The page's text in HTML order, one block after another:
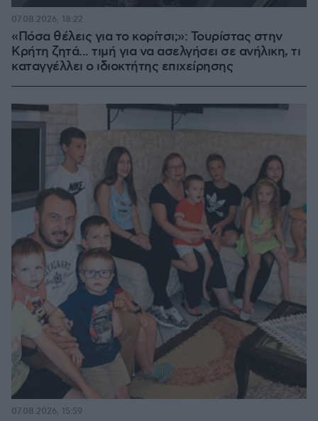
«Πόσα θέλεις για το κορίτσι;»: Τουρίστας στην
Κρήτη ζητά... τιμή για να ασελγήσει σε ανήλικη, τι
καταγγέλλει ο ιδιοκτήτης επιχείρησης
07.08.2026, 18:22
07.08.2026, 15:59